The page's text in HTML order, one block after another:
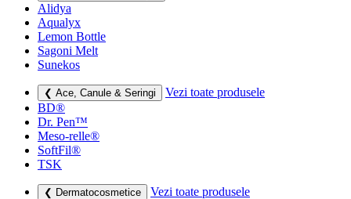
Alidya
Aqualyx
Lemon Bottle
Sagoni Melt
Sunekos
❮ Ace, Canule & Seringi
Vezi toate produsele
BD®
Dr. Pen™
Meso-relle®
SoftFil®
TSK
❮ Dermatocosmetice
Vezi toate produsele